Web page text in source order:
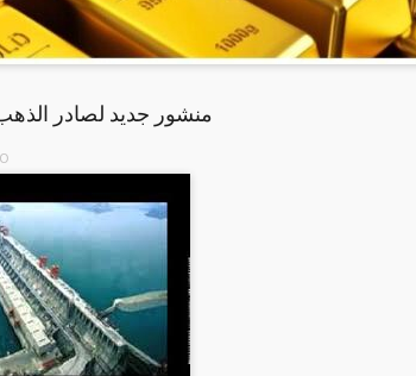
منشور جديد لصادر